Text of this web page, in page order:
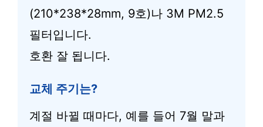
(210*238*28mm, 9호)나 3M PM2.5
필터입니다.
호환 잘 됩니다.
교체 주기는?
계절 바뀔 때마다, 예를 들어 7월 말과